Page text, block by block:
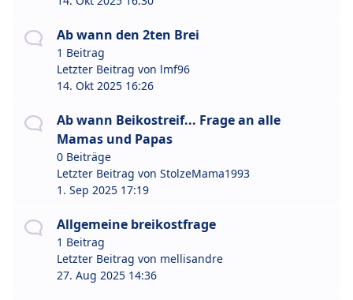
Ab wann den 2ten Brei
1 Beitrag
Letzter Beitrag von lmf96
14. Okt 2025 16:26
Ab wann Beikostreif... Frage an alle
Mamas und Papas
0 Beiträge
Letzter Beitrag von StolzeMama1993
1. Sep 2025 17:19
Allgemeine breikostfrage
1 Beitrag
Letzter Beitrag von mellisandre
27. Aug 2025 14:36